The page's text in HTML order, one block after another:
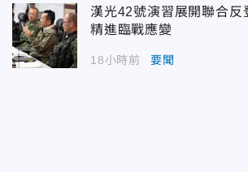
漢光42號演習展開聯合
精進臨戰應變
18小時前 要聞